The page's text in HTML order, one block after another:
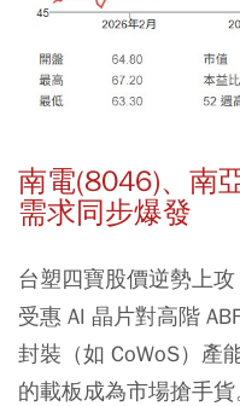
南電(8046)、南
需求同步爆發
台塑四寶股價逆勢上
受惠 AI 晶片對高階
封裝（如 CoWoS）產
的載板成為市場搶手貨